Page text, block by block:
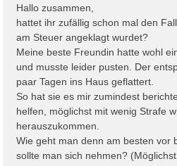
r
a
g
Hallo zusammen,
hattet ihr zufällig schon mal den
am Steuer angeklagt wurdet?
Meine beste Freundin hatte wohl
und musste leider pusten. Der
paar Tagen ins Haus geflattert.
So hat sie es mir zumindest
helfen, möglichst mit wenig Strafe
herauszukommen.
Wie geht man denn am besten vor
sollte man sich nehmen?